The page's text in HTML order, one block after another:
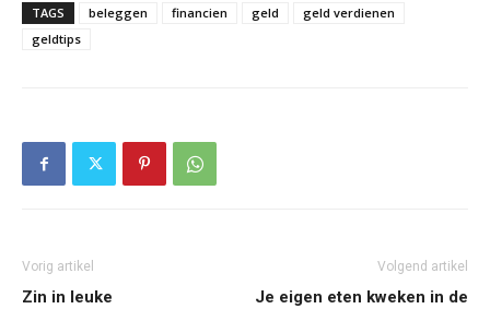
TAGS beleggen financien geld
geld verdienen
geldtips
Vorig artikel
Zin in leuke
Volgend artikel
Je eigen eten kweken in de